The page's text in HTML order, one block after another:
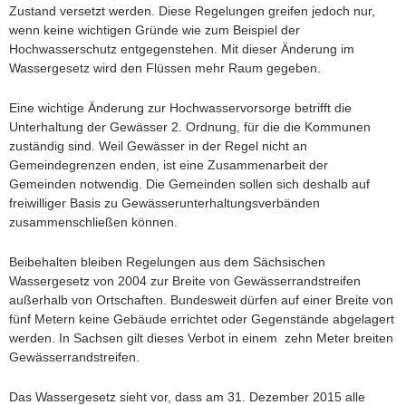
Zustand versetzt werden. Diese Regelungen greifen jedoch nur,
wenn keine wichtigen Gründe wie zum Beispiel der
Hochwasserschutz entgegenstehen. Mit dieser Änderung im
Wassergesetz wird den Flüssen mehr Raum gegeben.
Eine wichtige Änderung zur Hochwasservorsorge betrifft die
Unterhaltung der Gewässer 2. Ordnung, für die die Kommunen
zuständig sind. Weil Gewässer in der Regel nicht an
Gemeindegrenzen enden, ist eine Zusammenarbeit der
Gemeinden notwendig. Die Gemeinden sollen sich deshalb auf
freiwilliger Basis zu Gewässerunterhaltungsverbänden
zusammenschließen können.
Beibehalten bleiben Regelungen aus dem Sächsischen
Wassergesetz von 2004 zur Breite von Gewässerrandstreifen
außerhalb von Ortschaften. Bundesweit dürfen auf einer Breite von
fünf Metern keine Gebäude errichtet oder Gegenstände abgelagert
werden. In Sachsen gilt dieses Verbot in einem zehn Meter breiten
Gewässerrandstreifen.
Das Wassergesetz sieht vor, dass am 31. Dezember 2015 alle